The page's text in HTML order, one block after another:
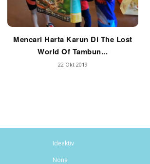
Mencari Harta Karun Di The Lost
World Of Tambun...
22 Okt 2019
Ideaktiv
Nona